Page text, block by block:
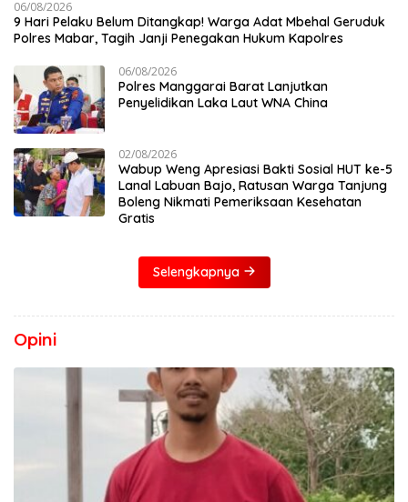
06/08/2026
9 Hari Pelaku Belum Ditangkap! Warga Adat Mbehal Geruduk
Polres Mabar, Tagih Janji Penegakan Hukum Kapolres
06/08/2026
Polres Manggarai Barat Lanjutkan
Penyelidikan Laka Laut WNA China
02/08/2026
Wabup Weng Apresiasi Bakti Sosial HUT ke-5
Lanal Labuan Bajo, Ratusan Warga Tanjung
Boleng Nikmati Pemeriksaan Kesehatan
Gratis
Selengkapnya
Opini